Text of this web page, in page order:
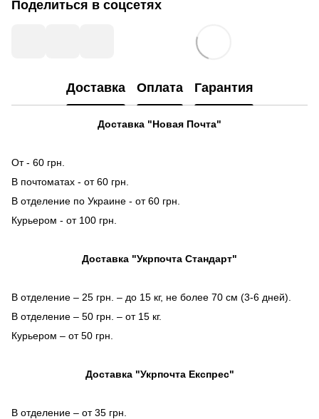
Поделиться в соцсетях
Доставка Оплата Гарантия
Доставка "Новая Почта"
От - 60 грн.
В почтоматах - от 60 грн.
В отделение по Украине - от 60 грн.
Курьером - от 100 грн.
Доставка "Укрпочта Стандарт"
В отделение – 25 грн. – до 15 кг, не более 70 см (3-6 дней).
В отделение – 50 грн. – от 15 кг.
Курьером – от 50 грн.
Доставка "Укрпочта Експрес"
В отделение – от 35 грн.